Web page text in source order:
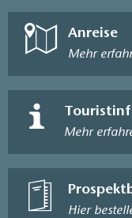
Anreise
Mehr
Mehr
Hier